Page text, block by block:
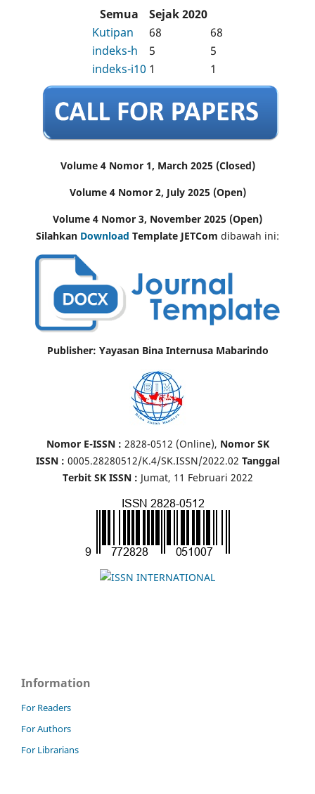
Semua
Sejak 2020
Kutipan
68
68
indeks-h
5
5
indeks-i10 1 1
Volume 4 Nomor 1, March 2025 (Closed)
Volume 4 Nomor 2, July 2025 (Open)
Volume 4 Nomor 3, November 2025 (Open)
Silahkan Download Template JETCom dibawah ini:
Publisher: Yayasan Bina Internusa Mabarindo
Nomor E-ISSN : 2828-0512 (Online), Nomor SK
ISSN : 0005.28280512/K.4/SK.ISSN/2022.02 Tanggal
Terbit SK ISSN : Jumat, 11 Februari 2022
Information
For Readers
For Authors
For Librarians